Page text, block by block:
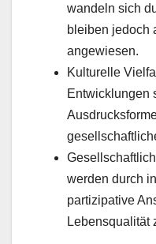
wandeln sich
bleiben jedoch
angewiesen.
Kulturelle
Entwicklungen
werden durch
partizipative
Lebensqualität